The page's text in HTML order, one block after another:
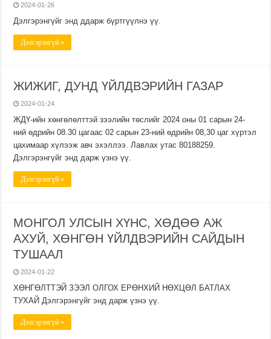
2024-01-26
Дэлгэрэнгүйг энд ддарж бүртгүүлнэ үү.
Дэлгэрэнгүй »
ЖИЖИГ, ДУНД ҮЙЛДВЭРИЙН ГАЗАР
2024-01-24
ЖДҮ-ийн хөнгөлөлттэй зээлийн төслийг 2024 оны 01 сарын 24-
ний өдрийн 08.30 цагаас 02 сарын 23-ний өдрийн 08,30 цаг хүртэл
цахимаар хүлээж авч эхэллээ. Лавлах утас 80188259.
Дэлгэрэнгүйг энд дарж үзнэ үү.
Дэлгэрэнгүй »
МОНГОЛ УЛСЫН ХҮНС, ХӨДӨӨ АЖ
АХУЙ, ХӨНГӨН ҮЙЛДВЭРИЙН САЙДЫН
ТУШААЛ
2024-01-22
ХӨНГӨЛТТЭЙ ЗЭЭЛ ОЛГОХ ЕРӨНХИЙ НӨХЦӨЛ БАТЛАХ
ТУХАЙ Дэлгэрэнгүйг энд дарж үзнэ үү.
Дэлгэрэнгүй »